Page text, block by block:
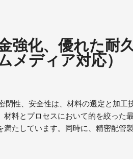
強化、優れた耐
メディア対応）
性、安全性は、材料の選定と加工
料とプロセスにおいて的を絞った
たしています。同時に、精密配管